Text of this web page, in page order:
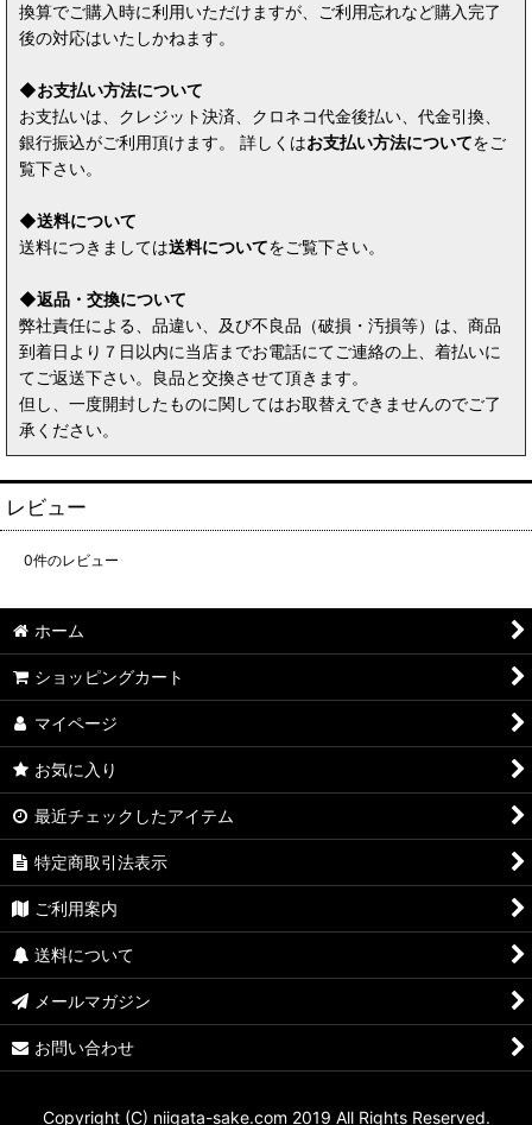
換算でご購入時に利用いただけますが、ご利用忘れなど購入完了
後の対応はいたしかねます。
◆お支払い方法について
お支払いは、クレジット決済、クロネコ代金後払い、代金引換、
銀行振込がご利用頂けます。 詳しくはお支払い方法についてをご
覧下さい。
◆送料について
送料につきましては送料についてをご覧下さい。
◆返品・交換について
弊社責任による、品違い、及び不良品（破損・汚損等）は、商品
到着日より７日以内に当店までお電話にてご連絡の上、着払いに
てご返送下さい。良品と交換させて頂きます。
但し、一度開封したものに関してはお取替えできませんのでご了
承ください。
レビュー
0件のレビュー
ホーム
ショッピングカート
マイページ
お気に入り
最近チェックしたアイテム
特定商取引法表示
ご利用案内
送料について
メールマガジン
お問い合わせ
Copyright (C) niigata-sake.com 2019 All Rights Reserved.